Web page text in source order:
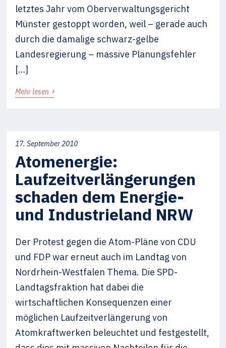
letztes Jahr vom Oberverwaltungsgericht
Münster gestoppt worden, weil – gerade auch
durch die damalige schwarz-gelbe
Landesregierung – massive Planungsfehler
[…]
Mehr lesen ›
17. September 2010
Atomenergie:
Laufzeitverlängerungen
schaden dem Energie-
und Industrieland NRW
Der Protest gegen die Atom-Pläne von CDU
und FDP war erneut auch im Landtag von
Nordrhein-Westfalen Thema. Die SPD-
Landtagsfraktion hat dabei die
wirtschaftlichen Konsequenzen einer
möglichen Laufzeitverlängerung von
Atomkraftwerken beleuchtet und festgestellt,